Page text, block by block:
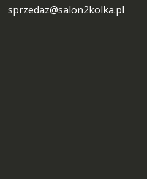
sprzedaz@salon2kolka.pl